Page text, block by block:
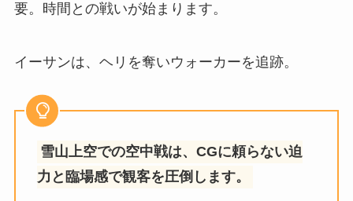
要。時間との戦いが始まります。
イーサンは、ヘリを奪いウォーカーを追跡。
雪山上空での空中戦は、CGに頼らない迫
力と臨場感で観客を圧倒します。